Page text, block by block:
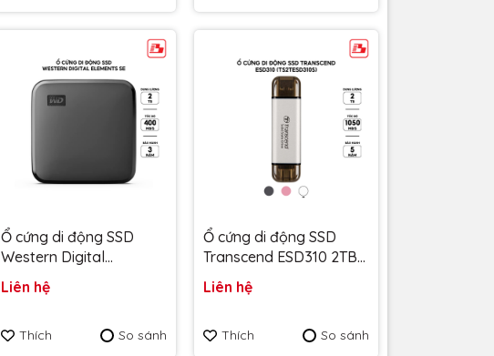
Ổ cứng di động SSD
Western Digital
400MB/s
WESN - Bảo hành 3 năm
Liên hệ
Thích So sánh
Ổ cứng di động SSD
Transcend ESD310 2TB
TS2TESD310S - Bảo
Liên hệ
Thích So sánh